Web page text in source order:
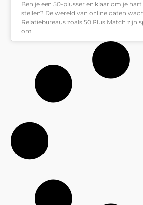
Ben je een 50-plusser en klaar om je
stellen? De wereld van online daten
Relatiebureaus zoals 50 Plus Match zijn
om